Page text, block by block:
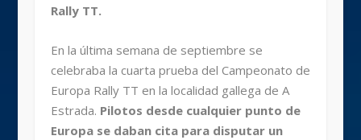
Rally TT.
En la última semana de septiembre se
celebraba la cuarta prueba del Campeonato de
Europa Rally TT en la localidad gallega de A
Estrada. Pilotos desde cualquier punto de
Europa se daban cita para disputar un